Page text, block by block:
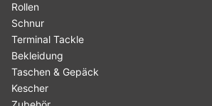
Rollen
Schnur
Terminal Tackle
Bekleidung
Taschen & Gepäck
Kescher